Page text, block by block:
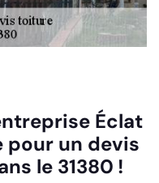
Éclat
pour un devis
le 31380 !